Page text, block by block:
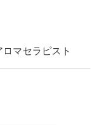
マセラピスト